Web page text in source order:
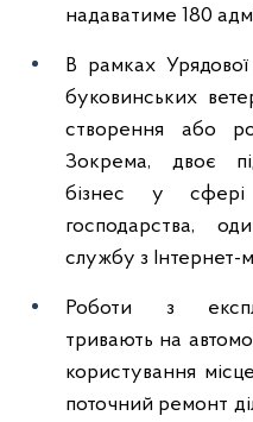
надаватиме 180
В рамках
буковинських
створення або
Зокрема, двоє
бізнес у сфері
господарства,
службу з Інтернет-
Роботи з
тривають на
користування
поточний ремонт